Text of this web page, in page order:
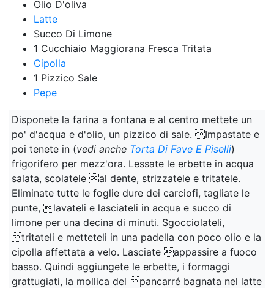
Olio D'oliva
Latte
Succo Di Limone
1 Cucchiaio Maggiorana Fresca Tritata
Cipolla
1 Pizzico Sale
Pepe
Disponete la farina a fontana e al centro mettete un
po' d'acqua e d'olio, un pizzico di sale. Impastate e
poi tenete in (vedi anche Torta Di Fave E Piselli)
frigorifero per mezz'ora. Lessate le erbette in acqua
salata, scolatele al dente, strizzatele e tritatele.
Eliminate tutte le foglie dure dei carciofi, tagliate le
punte, lavateli e lasciateli in acqua e succo di
limone per una decina di minuti. Sgocciolateli,
tritateli e metteteli in una padella con poco olio e la
cipolla affettata a velo. Lasciate appassire a fuoco
basso. Quindi aggiungete le erbette, i formaggi
grattugiati, la mollica del pancarré bagnata nel latte